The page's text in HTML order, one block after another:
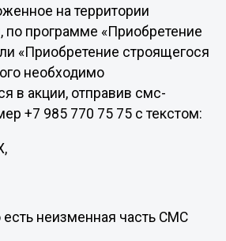
на территории
по программе «Приобретение
«Приобретение строящегося
необходимо
в акции, отправив смс-
+7 985 770 75 75 с текстом:
неизменная часть СМС